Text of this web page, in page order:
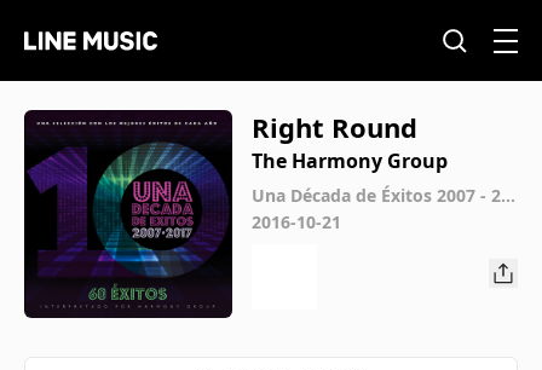
Right Round
The Harmony Group
Una Década de Éxitos 2007 - 20
17
2016-10-21